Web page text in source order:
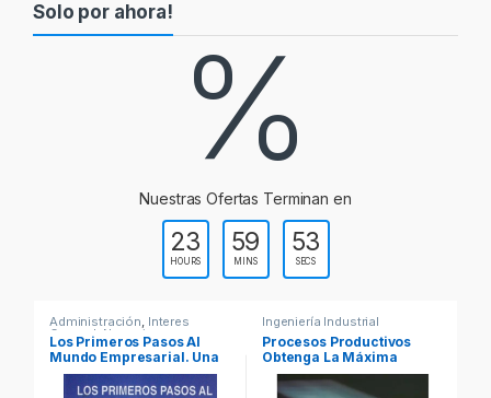
Solo por ahora!
%
Nuestras Ofertas Terminan en
23
HOURS
59
MINS
53
SECS
Administración, Interes
General Negocios e
Innovación,Negocios e
Investigación,Profesionales
Los Primeros Pasos Al
Mundo Empresarial. Una
Guía Para Emprendedores
– Limusa
Ingeniería Industrial
Procesos Productivos
Obtenga La Máxima
Rentabilidad – Ignacio
Vega – Ecoe